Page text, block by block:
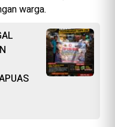
warga.